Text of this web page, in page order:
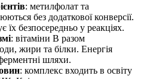
: метилфолат та
без додаткової конверсії.
їх безпосередньо у реакціях.
: вітаміни B разом
жири та білки. Енергія
шляхи.
: комплекс входить в освіту